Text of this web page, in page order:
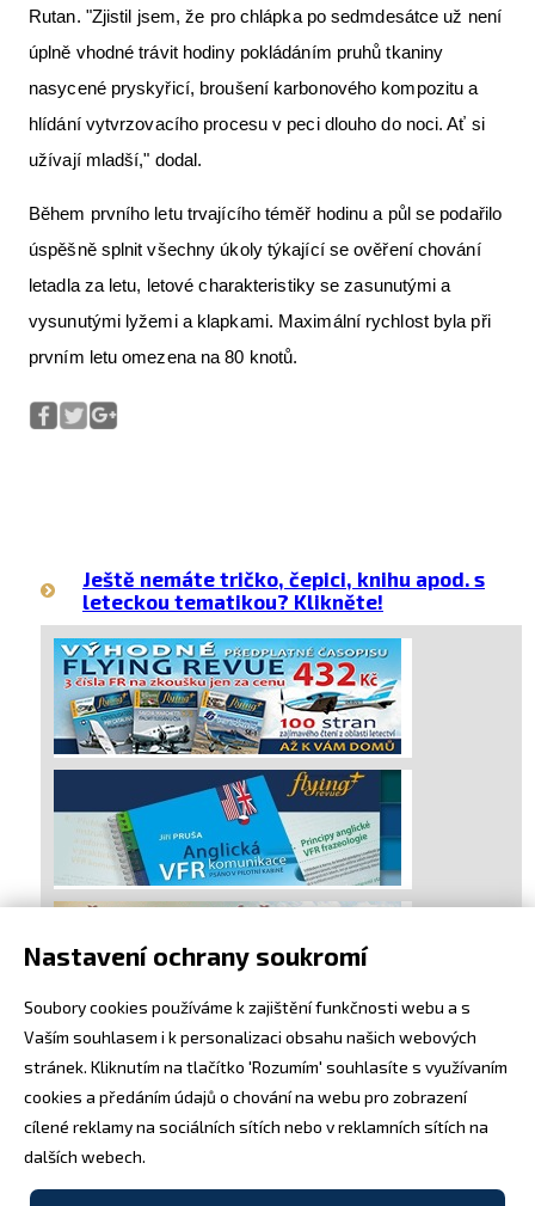
Rutan. "Zjistil jsem, že pro chlápka po sedmdesátce už není
úplně vhodné trávit hodiny pokládáním pruhů tkaniny
nasycené pryskyřicí, broušení karbonového kompozitu a
hlídání vytvrzovacího procesu v peci dlouho do noci. Ať si
užívají mladší," dodal.
Během prvního letu trvajícího téměř hodinu a půl se podařilo
úspěšně splnit všechny úkoly týkající se ověření chování
letadla za letu, letové charakteristiky se zasunutými a
vysunutými lyžemi a klapkami. Maximální rychlost byla při
prvním letu omezena na 80 knotů.
Ještě nemáte tričko, čepici, knihu apod. s
leteckou tematikou? Klikněte!
Nastavení ochrany soukromí
Soubory cookies používáme k zajištění funkčnosti webu a s
Vaším souhlasem i k personalizaci obsahu našich webových
stránek. Kliknutím na tlačítko 'Rozumím' souhlasíte s využívaním
cookies a předáním údajů o chování na webu pro zobrazení
cílené reklamy na sociálních sítích nebo v reklamních sítích na
dalších webech.